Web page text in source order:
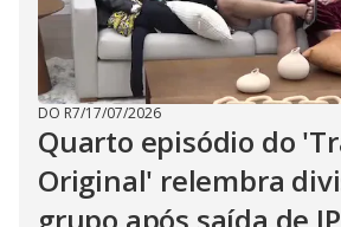
DO R7/17/07/2026
Quarto episódio do
Original' relembra